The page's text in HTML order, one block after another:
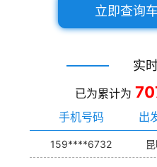
立即查询
实
已为累计为
手机号码
出
159****6732